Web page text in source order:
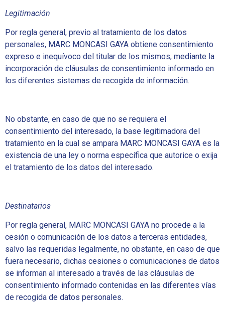
Legitimación
Por regla general, previo al tratamiento de los datos
personales, MARC MONCASI GAYA obtiene consentimiento
expreso e inequívoco del titular de los mismos, mediante la
incorporación de cláusulas de consentimiento informado en
los diferentes sistemas de recogida de información.
No obstante, en caso de que no se requiera el
consentimiento del interesado, la base legitimadora del
tratamiento en la cual se ampara MARC MONCASI GAYA es la
existencia de una ley o norma específica que autorice o exija
el tratamiento de los datos del interesado.
Destinatarios
Por regla general, MARC MONCASI GAYA no procede a la
cesión o comunicación de los datos a terceras entidades,
salvo las requeridas legalmente, no obstante, en caso de que
fuera necesario, dichas cesiones o comunicaciones de datos
se informan al interesado a través de las cláusulas de
consentimiento informado contenidas en las diferentes vías
de recogida de datos personales.